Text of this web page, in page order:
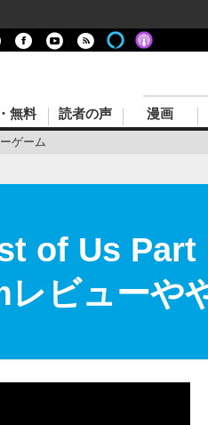
ゲーム
無料 読者の声 漫画
of Us Part
ビューや